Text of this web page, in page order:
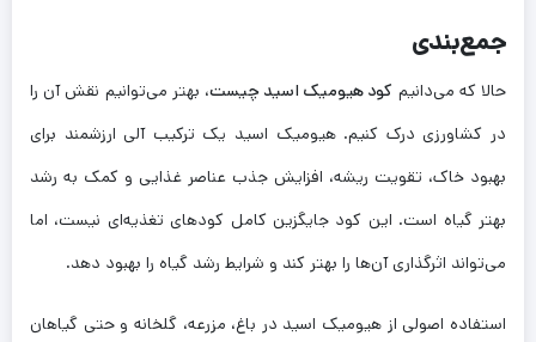
جمع‌بندی
حالا که می‌دانیم کود هیومیک اسید چیست، بهتر می‌توانیم نقش آن را
در کشاورزی درک کنیم. هیومیک اسید یک ترکیب آلی ارزشمند برای
بهبود خاک، تقویت ریشه، افزایش جذب عناصر غذایی و کمک به رشد
بهتر گیاه است. این کود جایگزین کامل کودهای تغذیه‌ای نیست، اما
می‌تواند اثرگذاری آن‌ها را بهتر کند و شرایط رشد گیاه را بهبود دهد.
استفاده اصولی از هیومیک اسید در باغ، مزرعه، گلخانه و حتی گیاهان